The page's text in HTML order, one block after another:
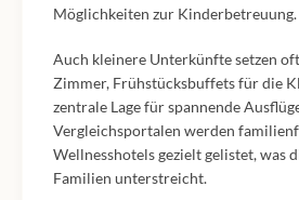
Möglichkeiten zur Kinderbetreuung.
Auch kleinere Unterkünfte setzen
Zimmer, Frühstücksbuffets für die
zentrale Lage für spannende
Vergleichsportalen werden
Wellnesshotels gezielt gelistet, was
Familien unterstreicht.